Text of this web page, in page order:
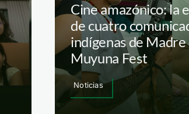
Cine amazónico: la
de cuatro
indígenas de Madre
Muyuna Fest
Noticias